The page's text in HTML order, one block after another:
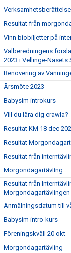
Resultat från
Vinn biobiljetter på
Valberedningens
2023 i Vellinge-Näsets
Renovering av
Årsmöte 2023
Babysim introkurs
Vill du lära dig crawla?
Resultat KM 18 dec
Resultat
Resultat från
Morgondagartävling
Resultat från
Morgondagartävlingen
Anmälningsdatum till
Babysim intro-kurs
Föreningskväll 20 okt
Morgondagartävling